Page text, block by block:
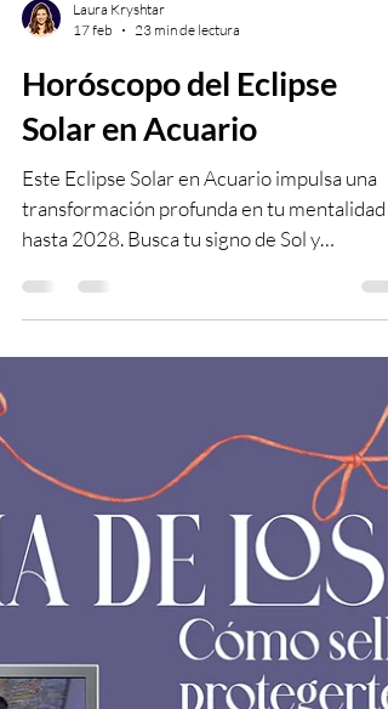
17 feb
23 min de lectura
Horóscopo del Eclipse
Solar en Acuario
Este Eclipse Solar en Acuario impulsa una
transformación profunda en tu mentalidad